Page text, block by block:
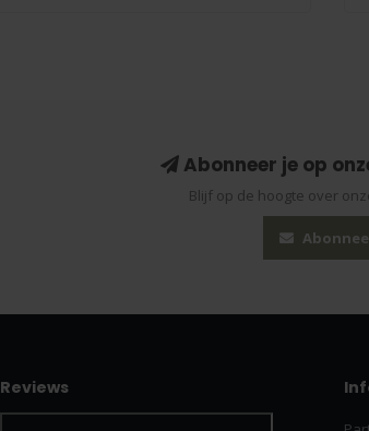
Abonneer je op
Blijf op de hoogte over
Reviews